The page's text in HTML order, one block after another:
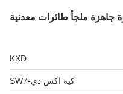
جاهزة ملجأ طائرات معدنية
KXD
كيه اكس دي-SW7